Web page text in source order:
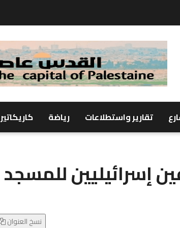
تقارير واستطلاعات رياضة كاريكاتير
إسرائيليين للمسجد
نسخ العنوان